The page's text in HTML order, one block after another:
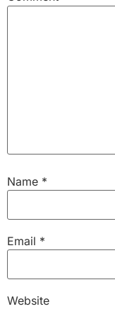
Name *
Email *
Website